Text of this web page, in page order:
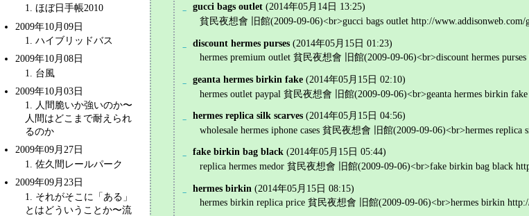
gucci bags outlet (2014年05月14日 13:25)
貧民夜想會 旧館(2009-09-06)<br>gucci bags outlet http://www.addisonweb.com/
discount hermes purses (2014年05月15日 01:23)
hermes premium outlet 貧民夜想會 旧館(2009-09-06)<br>discount hermes
geanta hermes birkin fake (2014年05月15日 02:10)
hermes outlet paypal 貧民夜想會 旧館(2009-09-06)<br>geanta hermes birkin
hermes replica silk scarves (2014年05月15日 04:56)
wholesale hermes iphone cases 貧民夜想會 旧館(2009-09-06)<br>hermes
fake birkin bag black (2014年05月15日 05:44)
replica hermes medor 貧民夜想會 旧館(2009-09-06)<br>fake birkin bag black
hermes birkin (2014年05月15日 08:15)
hermes birkin replica price 貧民夜想會 旧館(2009-09-06)<br>hermes birkin
1. ほぼ日手帳2010
2009年10月09日
1
. ハイブリッドバス
2009年10月08日
1
. 台風
2009年10月03日
1. 人間脆いか強いのか〜
人間はどこまで耐えられ
るのか
2009年09月27日
1
佐久間レールパーク
2009年09月23日
1
. それがそこに「ある」
とはどういうことか〜流